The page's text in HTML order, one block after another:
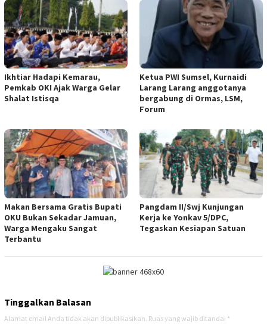
Ikhtiar Hadapi Kemarau,
Pemkab OKI Ajak Warga Gelar
Shalat Istisqa
Ketua PWI Sumsel, Kurnaidi
Larang Larang anggotanya
bergabung di Ormas, LSM,
Forum
Makan Bersama Gratis Bupati
OKU Bukan Sekadar Jamuan,
Warga Mengaku Sangat
Terbantu
Pangdam II/Swj Kunjungan
Kerja ke Yonkav 5/DPC,
Tegaskan Kesiapan Satuan
Tinggalkan Balasan
Alamat email Anda tidak akan dipublikasikan. Ruas yang wajib ditandai *